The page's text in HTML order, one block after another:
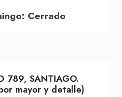
Cerrado
789, SANTIAGO.
mayor y detalle)